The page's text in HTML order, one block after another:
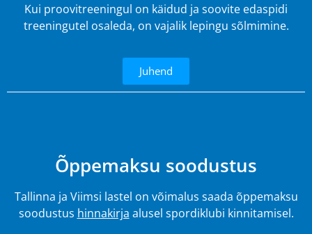
Kui proovitreeningul on käidud ja soovite edaspidi
treeningutel osaleda, on vajalik lepingu sõlmimine.
Juhend
Õppemaksu soodustus
Tallinna ja Viimsi lastel on võimalus saada õppemaksu
soodustus hinnakirja alusel spordiklubi kinnitamisel.